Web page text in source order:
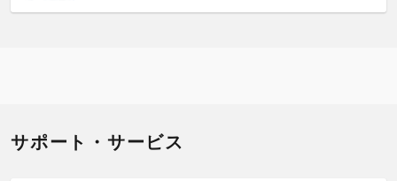
サポート・サービス